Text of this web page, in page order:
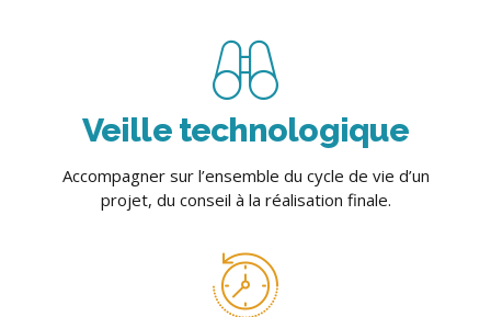
Veille technologique
Accompagner sur l’ensemble du cycle de vie d’un
projet, du conseil à la réalisation finale.